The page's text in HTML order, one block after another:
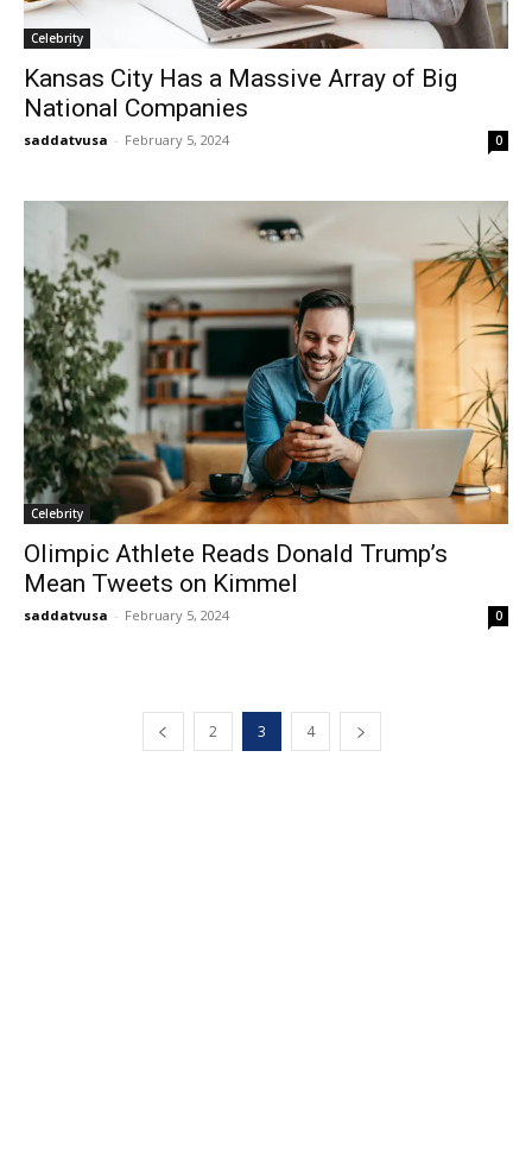
Celebrity
Kansas City Has a Massive Array of Big
National Companies
saddatvusa - February 5, 2024 0
Celebrity
Olimpic Athlete Reads Donald Trump’s
Mean Tweets on Kimmel
saddatvusa - February 5, 2024 0
2 3 4